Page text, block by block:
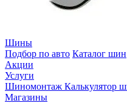
Шины
Подбор по авто Каталог шин
Акции
Услуги
Шиномонтаж Калькулятор
Магазины